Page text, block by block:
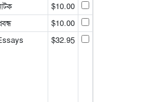
$10.00
$10.00
$32.95